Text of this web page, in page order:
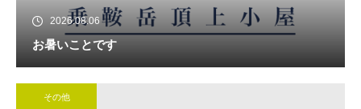
2026.08.06
お暑いことです
その他